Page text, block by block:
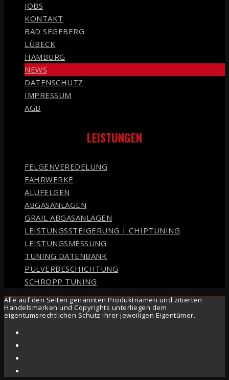
JOBS
KONTAKT
BAD SEGEBERG
LÜBECK
HAMBURG
NEWS
DATENSCHUTZ
IMPRESSUM
AGB
LEISTUNGEN
FELGENVEREDELUNG
FAHRWERKE
ALUFELGEN
ABGASANLAGEN
GRAIL ABGASANLAGEN
LEISTUNGSSTEIGERUNG | CHIPTUNING
LEISTUNGSMESSUNG
TUNING DATENBANK
PULVERBESCHICHTUNG
SCHROPP TUNING
Alle auf den Seiten genannten Produktnamen und zitierten
Handelsmarken und Copyrights unterliegen dem
eigentumsrechtlichen Schutz ihrer jeweiligen Eigentümer.